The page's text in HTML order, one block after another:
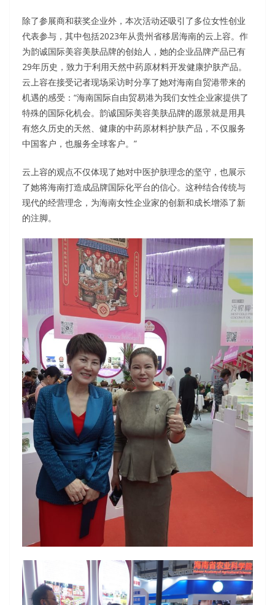
除了参展商和获奖企业外，本次活动还吸引了多位女性创业
代表参与，其中包括2023年从贵州省移居海南的云上容。作
为韵诚国际美容美肤品牌的创始人，她的企业品牌产品已有
29年历史，致力于利用天然中药原材料开发健康护肤产品。
云上容在接受记者现场采访时分享了她对海南自贸港带来的
机遇的感受：“海南国际自由贸易港为我们女性企业家提供了
特殊的国际化机会。韵诚国际美容美肤品牌的愿景就是用具
有悠久历史的天然、健康的中药原材料护肤产品，不仅服务
中国客户，也服务全球客户。”
云上容的观点不仅体现了她对中医护肤理念的坚守，也展示
了她将海南打造成品牌国际化平台的信心。这种结合传统与
现代的经营理念，为海南女性企业家的创新和成长增添了新
的注脚。